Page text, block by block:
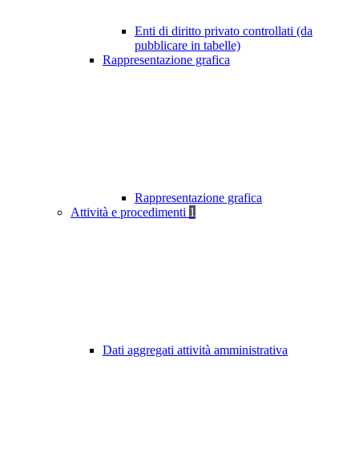
Enti di diritto privato controllati (da
pubblicare in tabelle)
Rappresentazione grafica
Rappresentazione grafica
Attività e procedimenti 1
Dati aggregati attività amministrativa